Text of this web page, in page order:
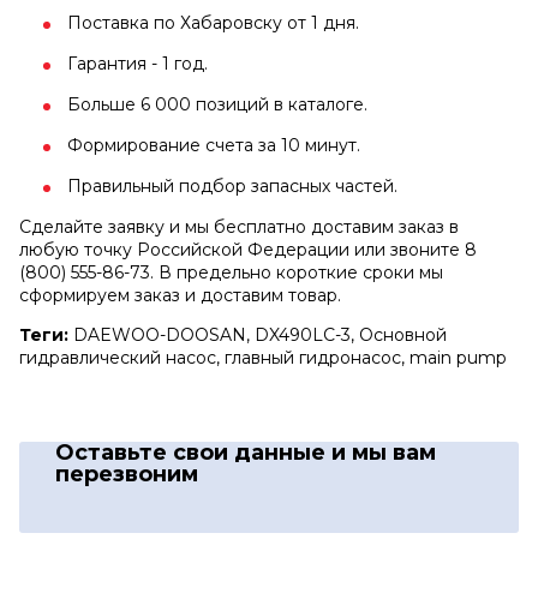
Поставка по Хабаровску от 1 дня.
Гарантия - 1 год.
Больше 6 000 позиций в каталоге.
Формирование счета за 10 минут.
Правильный подбор запасных частей.
Сделайте заявку и мы бесплатно доставим заказ в
любую точку Российской Федерации или звоните 8
(800) 555-86-73. В предельно короткие сроки мы
сформируем заказ и доставим товар.
Теги: DAEWOO-DOOSAN, DX490LC-3, Основной
гидравлический насос, главный гидронасос, main pump
Оставьте свои данные и мы вам
перезвоним